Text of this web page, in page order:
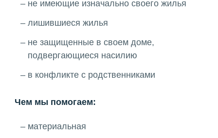
не имеющие изначально своего жилья
лишившиеся жилья
не защищенные в своем доме,
подвергающиеся насилию
в конфликте с родственниками
Чем мы помогаем:
материальная